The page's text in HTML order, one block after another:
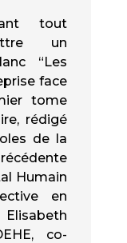
tout
un
“Les
face
tome
rédigé
de la
Humain
en
co-